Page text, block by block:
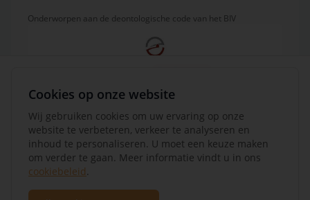
Onderworpen aan de deontologische code van het BIV
Cookies op onze website
Wij gebruiken cookies om uw ervaring op onze
website te verbeteren, verkeer te analyseren en
inhoud te personaliseren. U moet een keuze maken
om verder te gaan. Meer informatie vindt u in ons
cookiebeleid.